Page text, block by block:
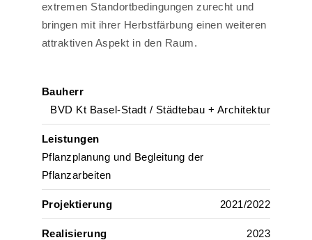
extremen Standortbedingungen zurecht und
bringen mit ihrer Herbstfärbung einen weiteren
attraktiven Aspekt in den Raum.
Bauherr
BVD Kt Basel-Stadt / Städtebau + Architektur
Leistungen
Pflanzplanung und Begleitung der
Pflanzarbeiten
Projektierung 2021/2022
Realisierung 2023